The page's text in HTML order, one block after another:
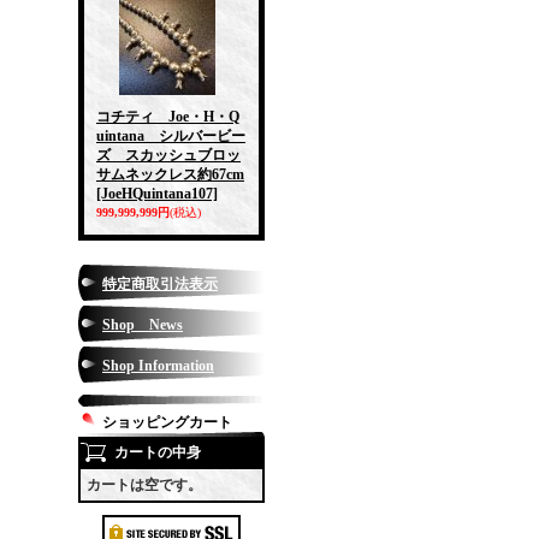
コチティ Joe・H・Q
uintana シルバービー
ズ スカッシュブロッ
サムネックレス約67cm
[JoeHQuintana107]
999,999,999円(税込)
特定商取引法表示
Shop News
Shop Information
ショッピングカート
カートの中身
カートは空です。